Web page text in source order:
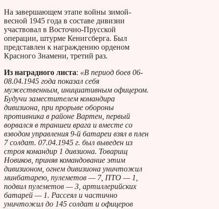
На завершающем этапе войны зимой-
весной 1945 года в составе дивизии
участвовал в Восточно-Прусской
операции, штурме Кенигсберга. Был
представлен к награждению орденом
Красного Знамени, третий раз.
Из наградного листа: «В период боев 06-
08.04.1945 года показал себя
мужественным, инициативным офицером.
Будучи заместителем командира
дивизиона, при прорыве обороны
противника в районе Вартен, первый
ворвался в траншеи врага и вместе со
взводом управления 9-й батареи взял в плен
7 солдат. 07.04.1945 г. был выведен из
строя командир 1 дивзиона. Товарищ
Новиков, приняв командование этим
дивизионом, огнем дивизиона уничтожил
минбатарею, пулеметов — 7, ПТО — 1,
подвил пулеметов — 3, артиллерийских
батарей — 1. Рассеял и частично
уничтожил до 145 солдат и офицеров